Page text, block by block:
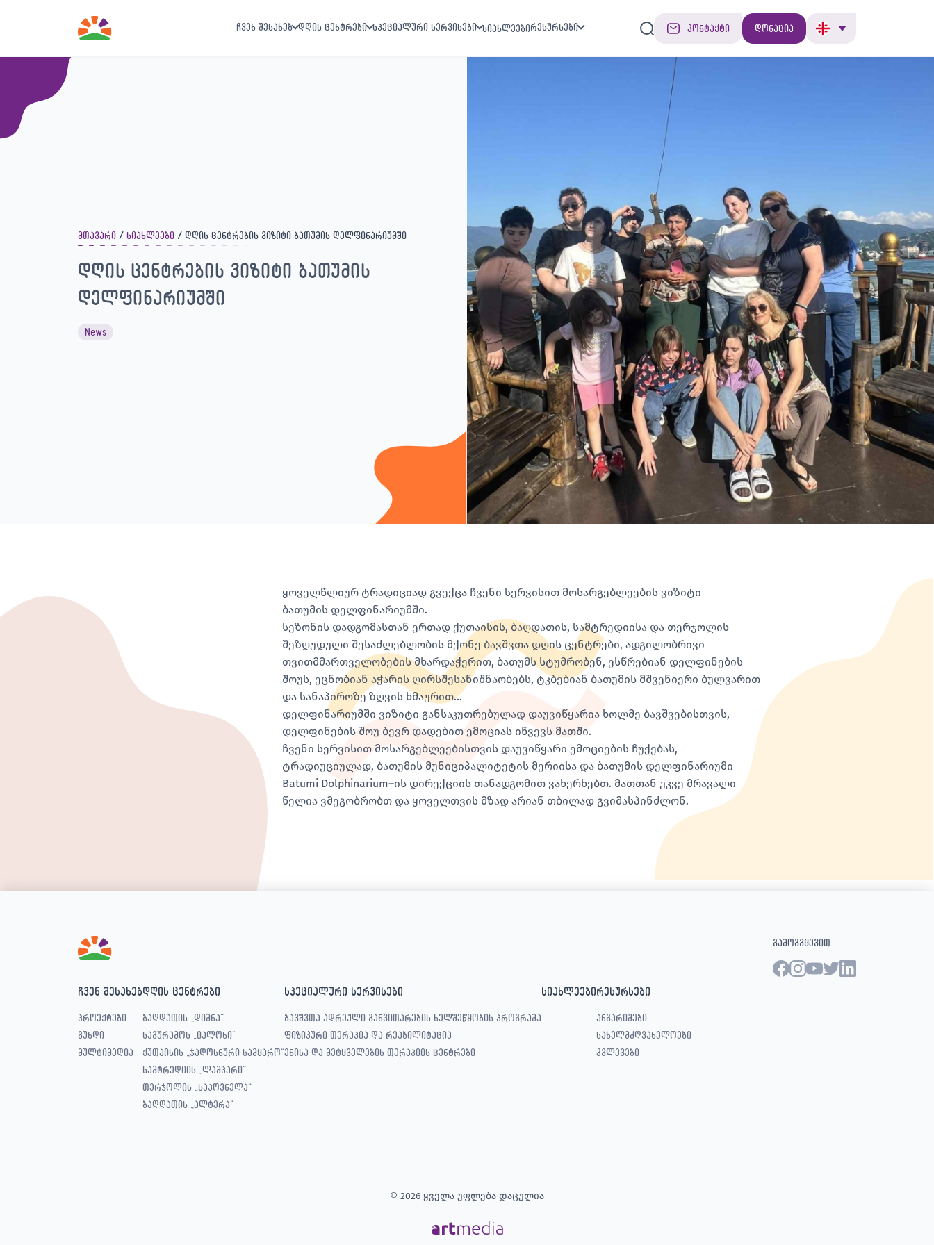
ჩვენ შესახებ დღის ცენტრები სპეციალური სერვისები სიახლეებირესურსები კონტაქტი დონაცია
მთავარი სიახლეები დღის ცენტრების ვიზიტი ბათუმის დელფინარიუმში
დღის ცენტრების ვიზიტი ბათუმის
დელფინარიუმში
News
ყოველწლიურ ტრადიციად გვექცა ჩვენი სერვისით მოსარგებლეების ვიზიტი
ბათუმის დელფინარიუმში.
სეზონის დადგომასთან ერთად ქუთაისის, ბაღდათის, სამტრედიისა და თერჯოლის
შეზღუდული შესაძლებლობის მქონე ბავშვთა დღის ცენტრები, ადგილობრივი
თვითმმართველობების მხარდაჭერით, ბათუმს სტუმრობენ, ესწრებიან დელფინების
შოუს, ეცნობიან აჭარის ღირსშესანიშნაობებს, ტკბებიან ბათუმის მშვენიერი ბულვარით
და სანაპიროზე ზღვის ხმაურით…
დელფინარიუმში ვიზიტი განსაკუთრებულად დაუვიწყარია ხოლმე ბავშვებისთვის,
დელფინების შოუ ბევრ დადებით ემოციას იწვევს მათში.
ჩვენი სერვისით მოსარგებლეებისთვის დაუვიწყარი ემოციების ჩუქებას,
ტრადიუციულად, ბათუმის მუნიციპალიტეტის მერიისა და ბათუმის დელფინარიუმი
Batumi Dolphinarium–ის დირექციის თანადგომით ვახერხებთ. მათთან უკვე მრავალი
წელია ვმეგობრობთ და ყოველთვის მზად არიან თბილად გვიმასპინძლონ.
ჩვენ შესახებ
პროექტები
გუნდი
მულტიმედია
დღის ცენტრები
ბაღდათის „დიმნა“
საგურამოს „იალონი“
ქუთაისის „ჯადოსნური სამყარო“
სამტრედიის „ლამპარი“
თერჯოლის „საპოვნელა“
ბაღდათის „ალტერა“
სპეციალური სერვისები
ბავშვთა ადრეული განვითარების ხელშეწყობის პროგრამა
ფიზიკური თერაპია და რეაბილიტაცია
ენისა და მეტყველების თერაპიის ცენტრები
სიახლეებირესურსები
ანგარიშები
სახელმძღვანელოები
კვლევები
გამოგვყევით
© 2026 ყველა უფლება დაცულია